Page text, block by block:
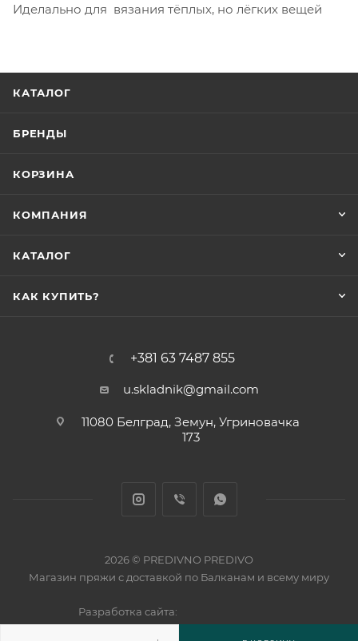
Иделально для вязания тёплых, но лёгких вещей
КАТАЛОГ
БРЕНДЫ
КОРЗИНА
КОМПАНИЯ
КАТАЛОГ
КАК КУПИТЬ?
+381 63 7487 855
u.skladnik@gmail.com
11080 Белград, Земун, Угриновачка
173
2026 © PREDIVNO PREDIVO
Магазин пряжи с доставкой по Балканам и всему миру
Разработка сайта: